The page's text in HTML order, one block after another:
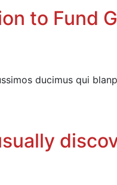
to Fund
ducimus qui